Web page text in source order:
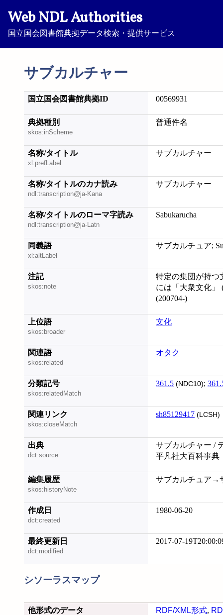
Web NDL Authorities
国立国会図書館典拠データ検索・提供サービス
サブカルチャー
国立国会図書館典拠ID 00569931
典拠種別
skos:inScheme
普通件名
名称/タイトル
xl:prefLabel
サブカルチャー
名称/タイトルのカナ読み
ndl:transcription@ja-Kana
サブカルチャー
名称/タイトルのローマ字読み
ndl:transcription@ja-Latn
Sabukarucha
同義語
xl:altLabel
サブカルチュア;
注記
skos:note
特定の集団が持つ
には「大衆文化」
(200704-)
上位語
skos:broader
文化
関連語
skos:related
オタク
分類記号
skos:relatedMatch
361.5 (NDC10);
関連リンク
skos:closeMatch
sh85129417 (LCSH)
出典
dct:source
サブカルチャー /
平凡社大百科事典
編集履歴
skos:historyNote
サブカルチュア→
作成日
dct:created
1980-06-20
最終更新日
dct:modified
2017-07-
シソーラスマップ
他形式のデータ RDF/XML形式,